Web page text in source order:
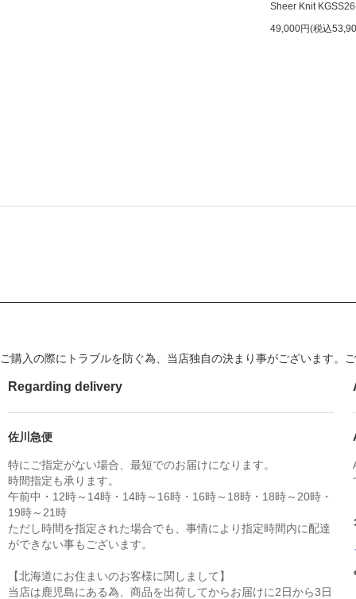
Sheer Knit
49,000円(税込
ご購入の際にトラブルを防ぐ為、当店独自の決まり事がございます。
Regarding delivery
佐川急便
特にご指定がない場合、最短でのお届けになります。
時間指定も承ります。
午前中・12時～14時・14時～16時・16時～18時・18時～20時・
19時～21時
ただし時間を指定された場合でも、事情により指定時間内に配達
ができない事もございます。
【北海道にお住まいのお客様に関しまして】
当店は鹿児島にある為、商品を出荷してからお届けに2日から3日